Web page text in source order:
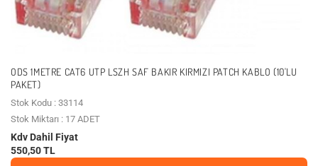
ODS 1METRE CAT6 UTP LSZH SAF BAKIR KIRMIZI PATCH KABLO (10'LU
PAKET)
Stok Kodu : 33114
Stok Miktarı : 17 ADET
Kdv Dahil Fiyat
550,50 TL